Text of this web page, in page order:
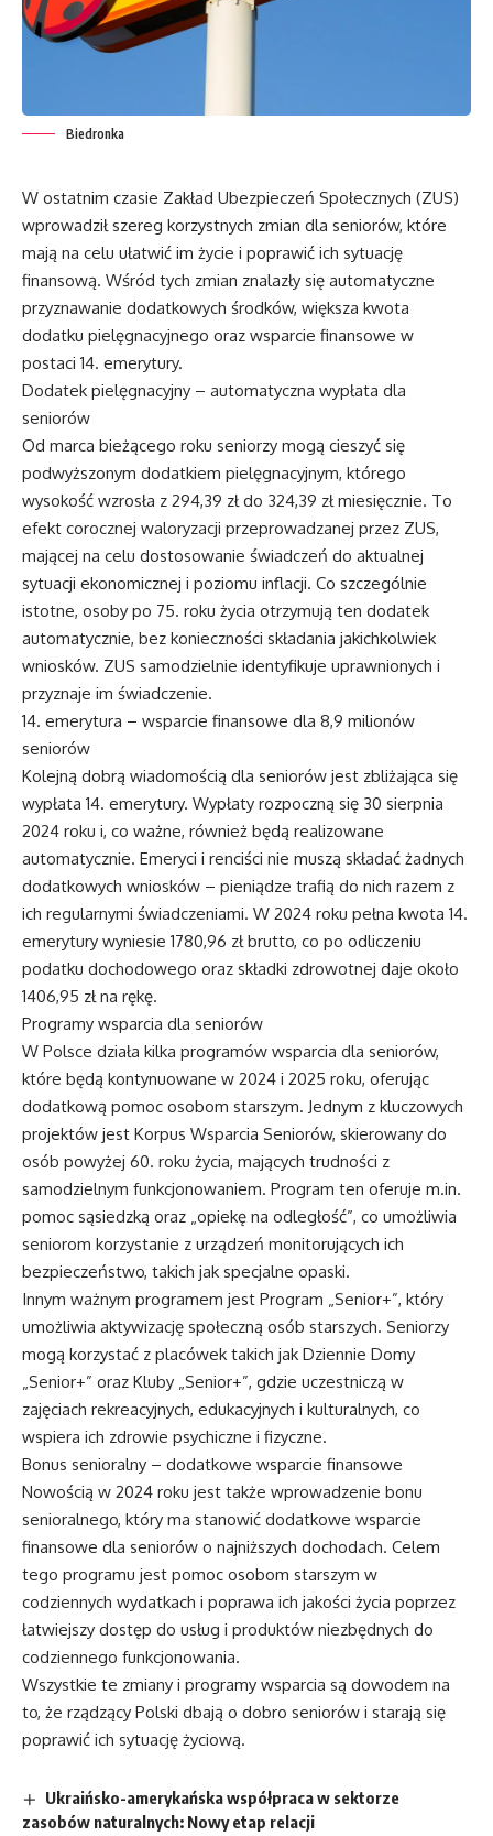
Biedronka
W ostatnim czasie Zakład Ubezpieczeń Społecznych (ZUS)
wprowadził szereg korzystnych zmian dla seniorów, które
mają na celu ułatwić im życie i poprawić ich sytuację
finansową. Wśród tych zmian znalazły się automatyczne
przyznawanie dodatkowych środków, większa kwota
dodatku pielęgnacyjnego oraz wsparcie finansowe w
postaci 14. emerytury.
Dodatek pielęgnacyjny – automatyczna wypłata dla
seniorów
Od marca bieżącego roku seniorzy mogą cieszyć się
podwyższonym dodatkiem pielęgnacyjnym, którego
wysokość wzrosła z 294,39 zł do 324,39 zł miesięcznie. To
efekt corocznej waloryzacji przeprowadzanej przez ZUS,
mającej na celu dostosowanie świadczeń do aktualnej
sytuacji ekonomicznej i poziomu inflacji. Co szczególnie
istotne, osoby po 75. roku życia otrzymują ten dodatek
automatycznie, bez konieczności składania jakichkolwiek
wniosków. ZUS samodzielnie identyfikuje uprawnionych i
przyznaje im świadczenie.
14. emerytura – wsparcie finansowe dla 8,9 milionów
seniorów
Kolejną dobrą wiadomością dla seniorów jest zbliżająca się
wypłata 14. emerytury. Wypłaty rozpoczną się 30 sierpnia
2024 roku i, co ważne, również będą realizowane
automatycznie. Emeryci i renciści nie muszą składać żadnych
dodatkowych wniosków – pieniądze trafią do nich razem z
ich regularnymi świadczeniami. W 2024 roku pełna kwota 14.
emerytury wyniesie 1780,96 zł brutto, co po odliczeniu
podatku dochodowego oraz składki zdrowotnej daje około
1406,95 zł na rękę.
Programy wsparcia dla seniorów
W Polsce działa kilka programów wsparcia dla seniorów,
które będą kontynuowane w 2024 i 2025 roku, oferując
dodatkową pomoc osobom starszym. Jednym z kluczowych
projektów jest Korpus Wsparcia Seniorów, skierowany do
osób powyżej 60. roku życia, mających trudności z
samodzielnym funkcjonowaniem. Program ten oferuje m.in.
pomoc sąsiedzką oraz „opiekę na odległość”, co umożliwia
seniorom korzystanie z urządzeń monitorujących ich
bezpieczeństwo, takich jak specjalne opaski.
Innym ważnym programem jest Program „Senior+”, który
umożliwia aktywizację społeczną osób starszych. Seniorzy
mogą korzystać z placówek takich jak Dziennie Domy
„Senior+” oraz Kluby „Senior+”, gdzie uczestniczą w
zajęciach rekreacyjnych, edukacyjnych i kulturalnych, co
wspiera ich zdrowie psychiczne i fizyczne.
Bonus senioralny – dodatkowe wsparcie finansowe
Nowością w 2024 roku jest także wprowadzenie bonu
senioralnego, który ma stanowić dodatkowe wsparcie
finansowe dla seniorów o najniższych dochodach. Celem
tego programu jest pomoc osobom starszym w
codziennych wydatkach i poprawa ich jakości życia poprzez
łatwiejszy dostęp do usług i produktów niezbędnych do
codziennego funkcjonowania.
Wszystkie te zmiany i programy wsparcia są dowodem na
to, że rządzący Polski dbają o dobro seniorów i starają się
poprawić ich sytuację życiową.
Ukraińsko-amerykańska współpraca w sektorze
zasobów naturalnych: Nowy etap relacji